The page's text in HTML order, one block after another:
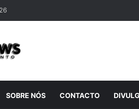
SOBRE NÓS CONTACTO